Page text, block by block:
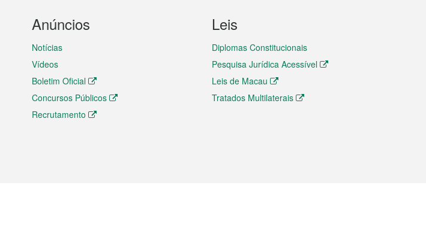
Anúncios
Notícias
Vídeos
Boletim Oficial
Concursos Públicos
Recrutamento
Leis
Diplomas Constitucionais
Pesquisa Jurídica Acessível
Leis de Macau
Tratados Multilaterais